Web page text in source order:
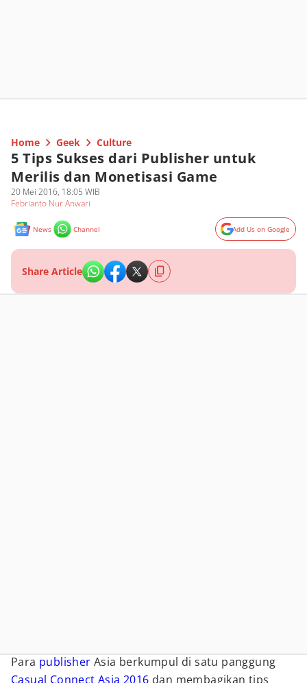
Home Geek Culture
5 Tips Sukses dari Publisher untuk
Merilis dan Monetisasi Game
20 Mei 2016, 18:05 WIB
Febrianto Nur Anwari
News Channel Add Us on Google
Share Article
Para publisher Asia berkumpul di satu panggung
Casual Connect Asia 2016 dan membagikan tips